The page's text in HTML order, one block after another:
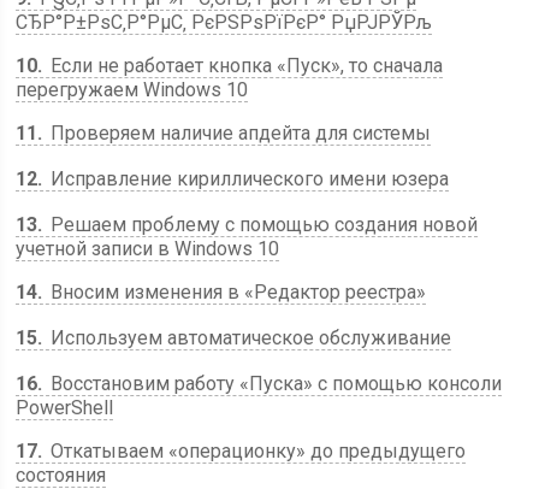
СЂР°Р±РѕС‚Р°РµС‚ РєРЅРѕРїРєР° РџРЈРЎРљ
10
Если не работает кнопка «Пуск», то сначала
перегружаем Windows 10
11
Проверяем наличие апдейта для системы
12
Исправление кириллического имени юзера
13
Решаем проблему с помощью создания новой
учетной записи в Windows 10
14
Вносим изменения в «Редактор реестра»
15
Используем автоматическое обслуживание
16
Восстановим работу «Пуска» с помощью консоли
PowerShell
17 Откатываем «операционку» до предыдущего
состояния